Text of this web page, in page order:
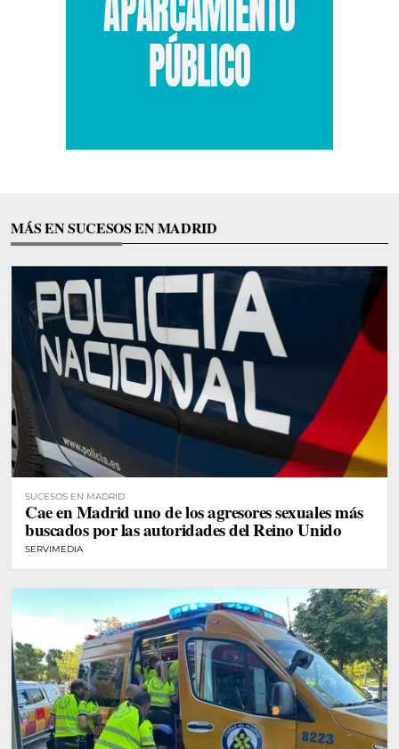
MÁS EN SUCESOS EN MADRID
SUCESOS EN MADRID
Cae en Madrid uno de los agresores sexuales más
buscados por las autoridades del Reino Unido
SERVIMEDIA